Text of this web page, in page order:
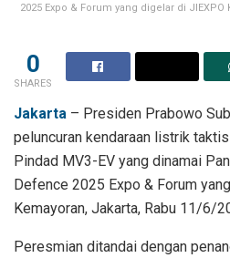
2025 Expo & Forum yang digelar di JIEXPO
0
SHARES
Jakarta – Presiden Prabowo
peluncuran kendaraan listrik
Pindad MV3-EV yang dinamai
Defence 2025 Expo & Forum
Kemayoran, Jakarta, Rabu 11/6/
Peresmian ditandai dengan